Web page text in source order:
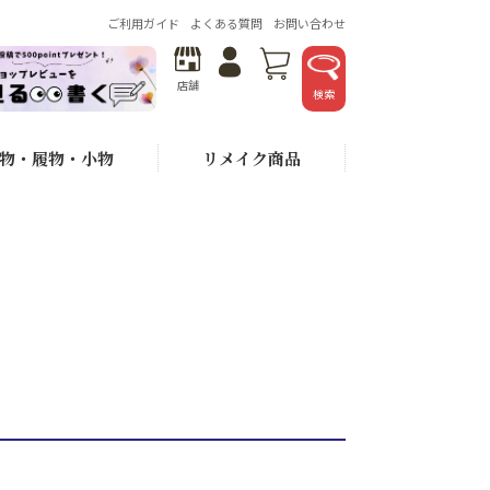
ご利用ガイド よくある質問 お問い合わせ
店舗
検索
・履物・小物 リメイク商品